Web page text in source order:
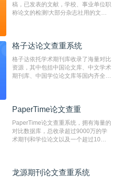
稿，已发表的文献，学校、事业单位职
称论文的检测!大部分杂志社用的文献
编辑部检测来稿和已发表的文献,检测
测时注意填写第一作者,才能排除已发
表文献复制比。（限制字符数1万）
格子达论文查重系统
格子达依托学术期刊库收录了海量对比
资源，其中包括中国论文库、中文学术
期刊库、中国学位论文库等国内齐全的
系统，可检测中文、英文两种语言的论
PaperTime论文查重
PaperTime论文查重系统，拥有海量的
对比数据库，总收录超过9000万的学
术期刊和学位论文以及一个超过10亿
对，利用指纹索引快速而精准地在云检
龙源期刊论文查重系统